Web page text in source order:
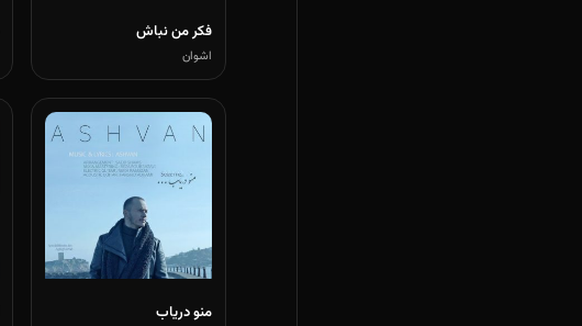
فکر من نباش
اشوان
منو دریاب